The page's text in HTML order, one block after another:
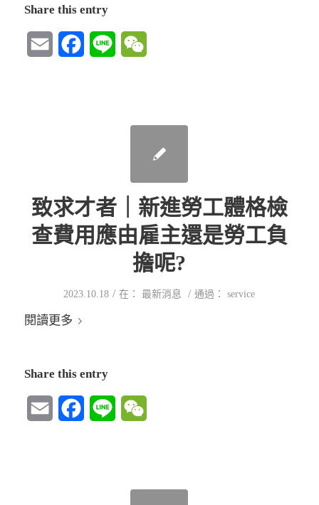
Share this entry
Email FacebookLine
致求才者｜新進勞工體格檢
查費用應由雇主還是勞工負
擔呢?
2023.10.18 / 在： 最新消息 / 通過：service
閱讀更多
Share this entry
Email FacebookLine